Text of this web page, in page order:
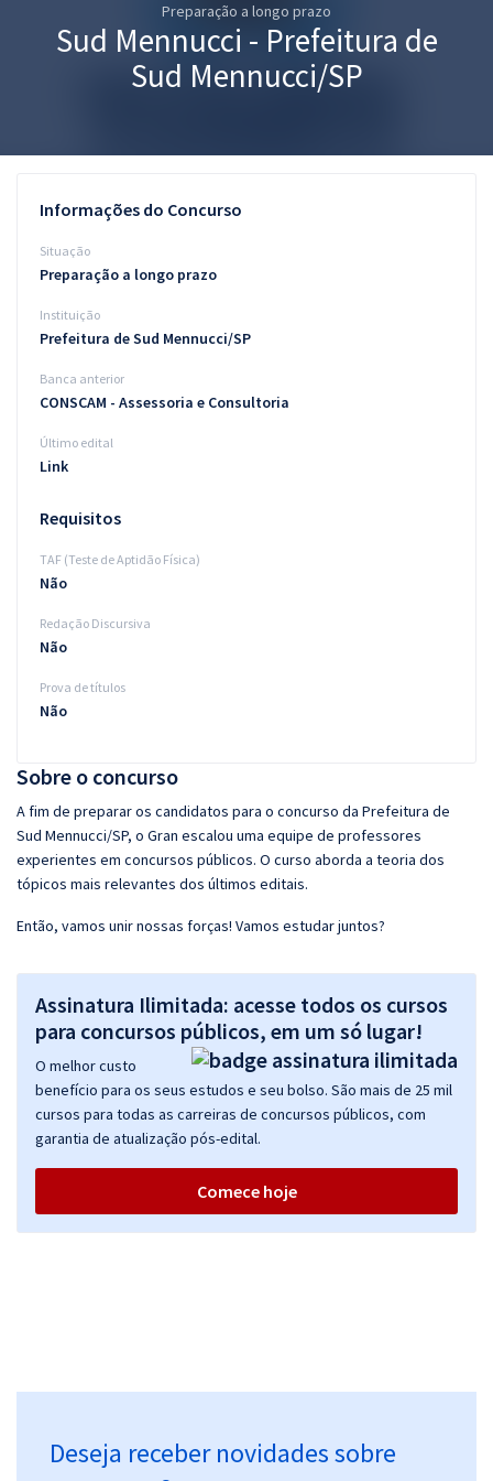
Conteúdo gratuito
Blog
Preparação a longo prazo
Sud Mennucci - Prefeitura de
Sud Mennucci/SP
Sobre o concurso
A fim de preparar os candidatos para o concurso da Prefeitura de
Sud Mennucci/SP, o Gran escalou uma equipe de professores
experientes em concursos públicos. O curso aborda a teoria dos
tópicos mais relevantes dos últimos editais.
Então, vamos unir nossas forças! Vamos estudar juntos?
Assinatura Ilimitada: acesse todos os cursos
para concursos públicos, em um só lugar!
O melhor custo
benefício para os seus estudos e seu bolso. São mais de 25 mil
cursos para todas as carreiras de concursos públicos, com
garantia de atualização pós-edital.
Comece hoje
Deseja receber novidades sobre
Informações do Concurso
Situação
Preparação a longo prazo
Instituição
Prefeitura de Sud Mennucci/SP
Banca anterior
CONSCAM - Assessoria e Consultoria
Último edital
Link
Requisitos
TAF (Teste de Aptidão Física)
Não
Redação Discursiva
Não
Prova de títulos
Não